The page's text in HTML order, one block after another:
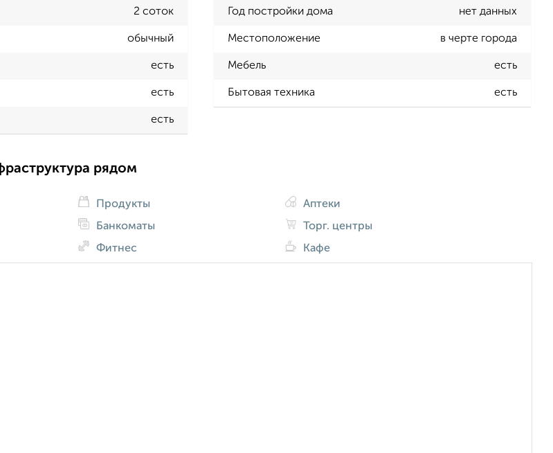
2 соток Год постройки дома нет данных
обычный Местоположение в черте города
есть Мебель есть
есть Бытовая техника есть
есть
рядом
Продукты
Банкоматы
Фитнес
Аптеки
Торг. центры
Кафе